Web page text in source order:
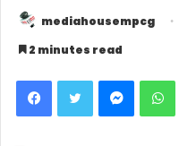
mediahousempcg
2 minutes read
Facebook Twitter Messenger